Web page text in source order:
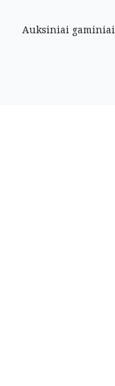
Auksiniai gaminiai